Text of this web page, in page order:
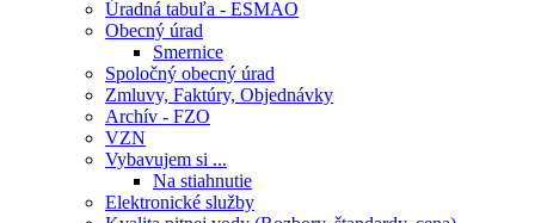
Úradná tabuľa - ESMAO
Obecný úrad
Smernice
Spoločný obecný úrad
Zmluvy, Faktúry, Objednávky
Archív - FZO
VZN
Vybavujem si ...
Na stiahnutie
Elektronické služby